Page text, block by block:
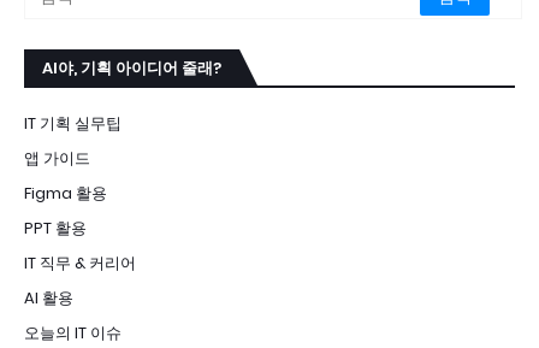
AI야, 기획 아이디어 줄래?
IT 기획 실무팁
앱 가이드
Figma 활용
PPT 활용
IT 직무 & 커리어
AI 활용
오늘의 IT 이슈